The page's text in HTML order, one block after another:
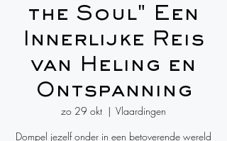
the Soul" Een
Innerlijke Reis
van Heling en
Ontspanning
zo 29 okt
  |
Vlaardingen
Dompel jezelf onder in een betoverende wereld